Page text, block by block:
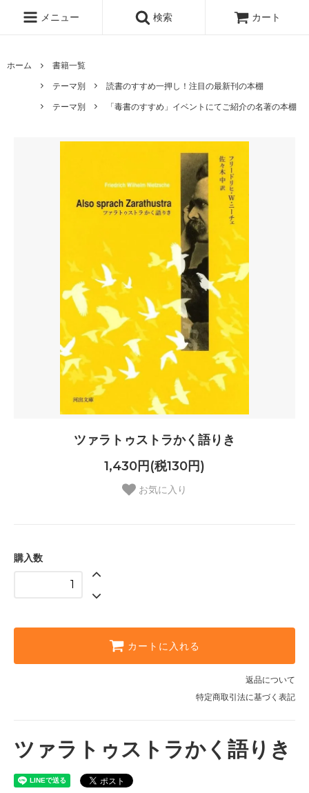
メニュー 検索 カート
ホーム
書籍一覧
テーマ別
読書のすすめ一押し！注目の最新刊の本棚
テーマ別
「毒書のすすめ」イベントにてご紹介の名著の本棚
ツァラトゥストラかく語りき
1,430円(税130円)
お気に入り
購入数
カートに入れる
返品について
特定商取引法に基づく表記
ツァラトゥストラかく語りき